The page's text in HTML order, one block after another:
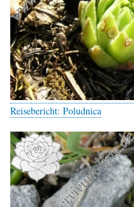
Reisebericht: Poludnica